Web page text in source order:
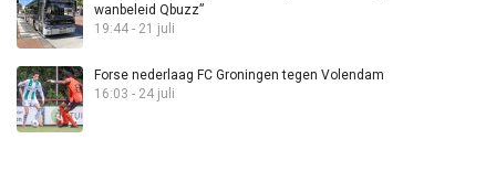
wanbeleid Qbuzz”
19:44 - 21 juli
Forse nederlaag FC Groningen tegen Volendam
16:03 - 24 juli